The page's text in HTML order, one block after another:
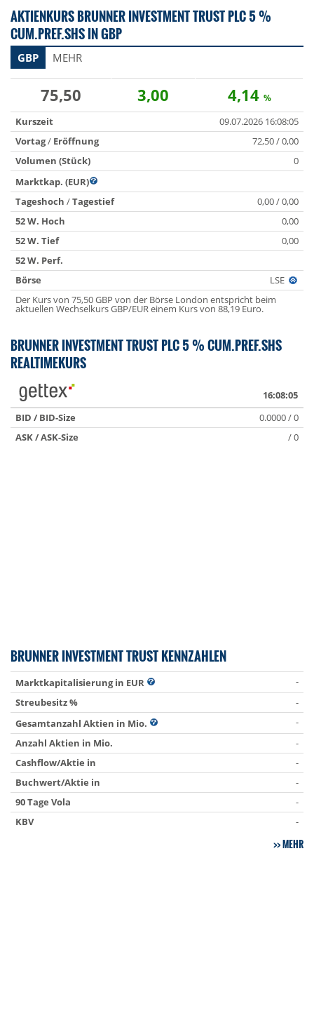
AKTIENKURS BRUNNER INVESTMENT TRUST PLC 5 %
CUM.PREF.SHS IN GBP
GBP MEHR
75,50 3,00 4,14 %
Kurszeit
09.07.2026 16:08:05
Vortag/ Eröffnung
72,50 / 0,00
Volumen (Stück)
0
Marktkap. (EUR)
Tageshoch /Tagestief
0,00 / 0,00
52 W. Hoch
0,00
52 W. Tief
0,00
52 W. Perf.
Börse
LSE
Der Kurs von 75,50 GBP von der Börse London entspricht beim
aktuellen Wechselkurs GBP/EUR einem Kurs von 88,19 Euro.
BRUNNER INVESTMENT TRUST PLC 5 % CUM.PREF.SHS
REALTIMEKURS
16:08:05
BID / BID-Size
0.0000 / 0
ASK / ASK-Size
/ 0
BRUNNER INVESTMENT TRUST KENNZAHLEN
Marktkapitalisierung in EUR
-
Streubesitz %
-
Gesamtanzahl Aktien in Mio.
-
Anzahl Aktien in Mio.
-
Cashflow/Aktie in
-
Buchwert/Aktie in
-
90 Tage Vola
-
KBV
-
MEHR